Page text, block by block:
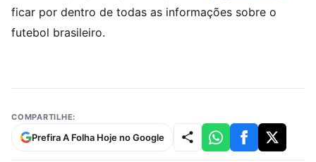
ficar por dentro de todas as informações sobre o
futebol brasileiro.
COMPARTILHE:
Prefira A Folha Hoje no Google